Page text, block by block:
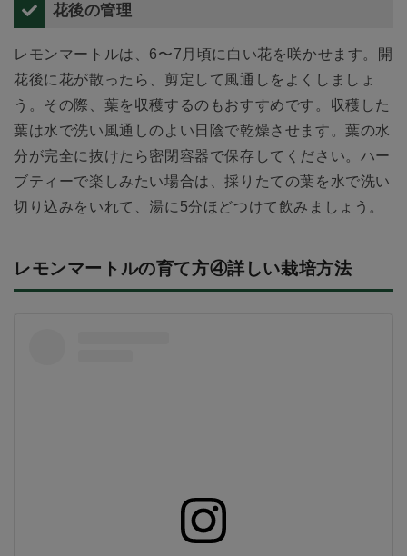
花後の管理
レモンマートルは、6〜7月頃に白い花を咲かせます。開
花後に花が散ったら、剪定して風通しをよくしましょ
う。その際、葉を収穫するのもおすすめです。収穫した
葉は水で洗い風通しのよい日陰で乾燥させます。葉の水
分が完全に抜けたら密閉容器で保存してください。ハー
ブティーで楽しみたい場合は、採りたての葉を水で洗い
切り込みをいれて、湯に5分ほどつけて飲みましょう。
レモンマートルの育て方④詳しい栽培方法